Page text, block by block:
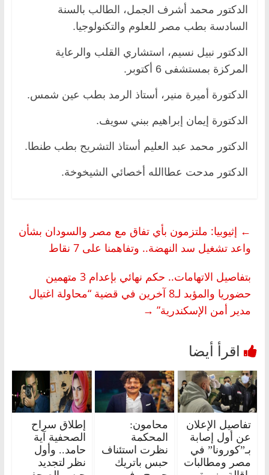
الدكتور محمد أشرف الجمل، الطالب بالسنة
السادسة بطب مصر للعلوم والتكنولوجيا.
الدكتور نبيل نسيم، استشاري القلب والرعاية
المركزة بمستشفى 6 أكتوبر.
الدكتورة أميرة منير، أستاذ الرمد بطب عين شمس.
الدكتورة إيمان إبراهيم ببني سويف.
الدكتور محمد عبد العليم أستاذ التشريح بطب طنطا.
الدكتور مدحت عطاالله أخصائي الشيخوخة.
← إثيوبيا: ملتزمون بأي تفاق مع مصر والسودان بشأن
واعد تشغيل سد النهضة.. وتفاهمنا على 7 نقاط
بتفاصيل الاتهامات.. حكم نهائي بإعدام 3 متهمين
حضوريا والمؤبد لـ8 آخرين في قضية “محاولة اغتيال
مدير أمن الإسكندرية” →
تفاصيل الإعلان
عن أول إصابة
بـ”كورونا” في
مصر ومطالبات
محامون:
المحكمة
نظرت استئناف
حبس باتريك
إطلاق سراح
الصحفية آية
حامد.. وأول
نظر لتجديد